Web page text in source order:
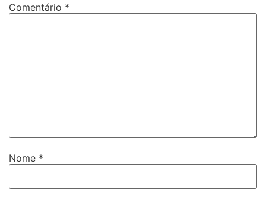
Comentário *
Nome *